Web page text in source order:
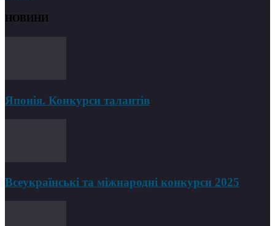
НОВИНИ
Японія. Конкурси талантів
Всеукраїнські та міжнародні конкурси 2025